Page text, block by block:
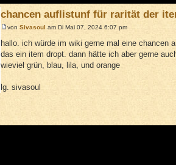
chancen auflistunf für rarität der
vonSivasoul am Di Mai 07, 2024 6:07 pm
hallo. ich würde im wiki gerne mal eine chancen
das ein item dropt. dann hätte ich aber gerne
wieviel grün, blau, lila, und orange
lg. sivasoul